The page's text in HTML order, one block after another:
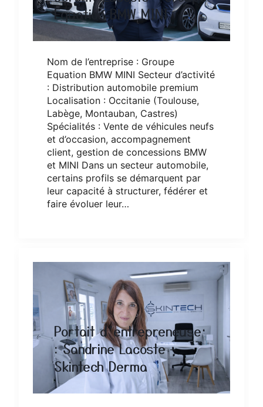
Equation BMW MINI
Nom de l’entreprise : Groupe
Equation BMW MINI Secteur d’activité
: Distribution automobile premium
Localisation : Occitanie (Toulouse,
Labège, Montauban, Castres)
Spécialités : Vente de véhicules neufs
et d’occasion, accompagnement
client, gestion de concessions BMW
et MINI Dans un secteur automobile,
certains profils se démarquent par
leur capacité à structurer, fédérer et
faire évoluer leur…
Portait d’entrepreneuse
: Sandrine Lacoste –
Skintech Derma